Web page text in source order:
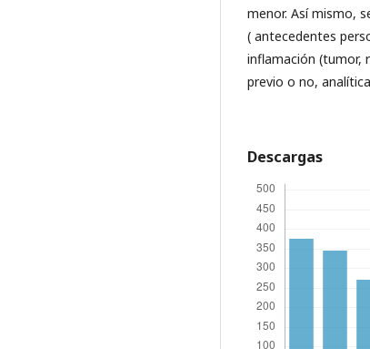
menor. Así mismo,
( antecedentes
inflamación (tumor,
previo o no,
Descargas